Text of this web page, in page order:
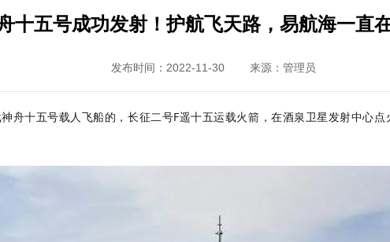
十五号成功发射！护航飞天路，易航海一直
发布时间：2022-11-30 来源：管理员
舟十五号载人飞船的，长征二号F遥十五运载火箭，在酒泉卫星发射中心点